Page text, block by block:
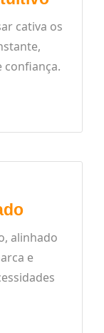
cativa os
alinhado
e